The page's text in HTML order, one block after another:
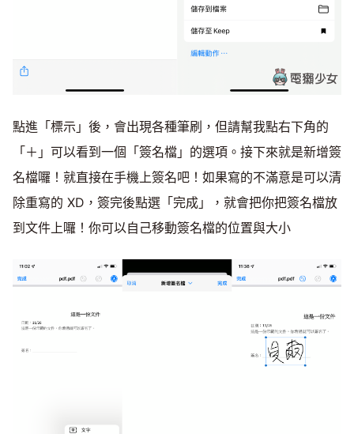
點進「標示」後，會出現各種筆刷，但請幫我點右下角的
「＋」可以看到一個「簽名檔」的選項。接下來就是新增簽
名檔囉！就直接在手機上簽名吧！如果寫的不滿意是可以清
除重寫的 XD，簽完後點選「完成」，就會把你把簽名檔放
到文件上囉！你可以自己移動簽名檔的位置與大小